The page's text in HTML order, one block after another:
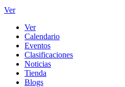
Ver
Ver
Calendario
Eventos
Clasificaciones
Noticias
Tienda
Blogs